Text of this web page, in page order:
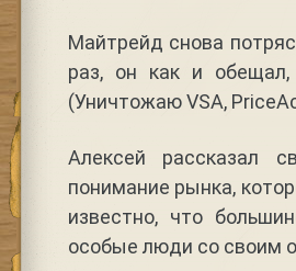
Майтрейд снова
раз, он как и
(Уничтожаю VSA,
Алексей рассказал
понимание рынка,
известно, что
особые люди со своим